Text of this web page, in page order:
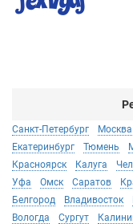
Санкт-Петербург Москва
Екатеринбург
Тюмень
Красноярск
Калуга
Уфа
Омск Саратов
Белгород
Владивосток
Вологда
Сургут